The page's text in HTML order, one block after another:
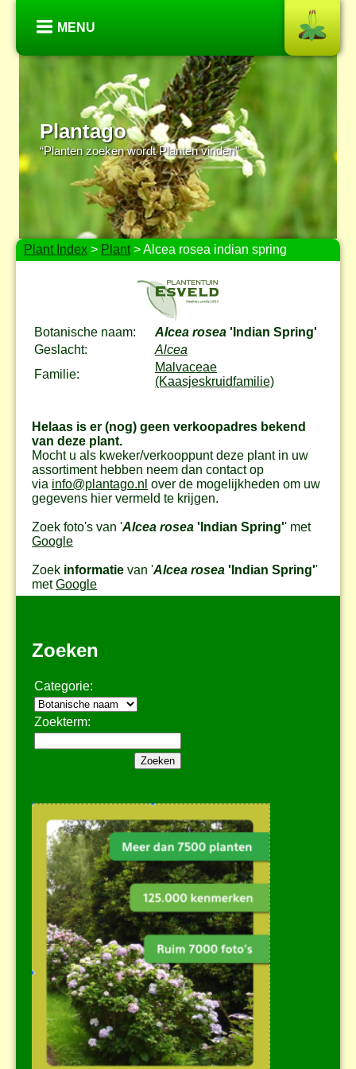
MENU
Plantago
“Planten zoeken wordt Planten vinden”
Plant Index > Plant> Alcea rosea indian spring
Botanische naam: Alcea rosea 'Indian Spring'
Geslacht:
Alcea
Familie:
Malvaceae
(Kaasjeskruidfamilie)
Helaas is er (nog) geen verkoopadres bekend
van deze plant.
Mocht u als kweker/verkooppunt deze plant in uw
assortiment hebben neem dan contact op
via info@plantago.nl over de mogelijkheden om uw
gegevens hier vermeld te krijgen.
Zoek foto's van 'Alcea rosea 'Indian Spring'' met
Google
Zoek informatie van 'Alcea rosea 'Indian Spring''
metGoogle
Zoeken
Categorie:
Zoekterm: